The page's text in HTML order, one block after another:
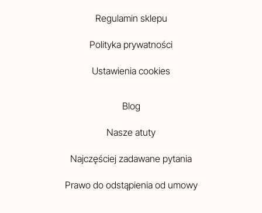
Regulamin sklepu
Polityka prywatności
Ustawienia cookies
Blog
Nasze atuty
Najczęściej zadawane pytania
Prawo do odstąpienia od umowy